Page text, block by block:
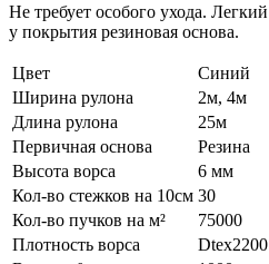
Не требует особого ухода.
у покрытия резиновая основа.
Цвет
Синий
Ширина рулона
2м, 4м
Длина рулона
25м
Первичная основа
Резина
Высота ворса
6 мм
Кол-во стежков на 10см 30
Кол-во пучков на м²
75000
Плотность ворса
Dtex2200